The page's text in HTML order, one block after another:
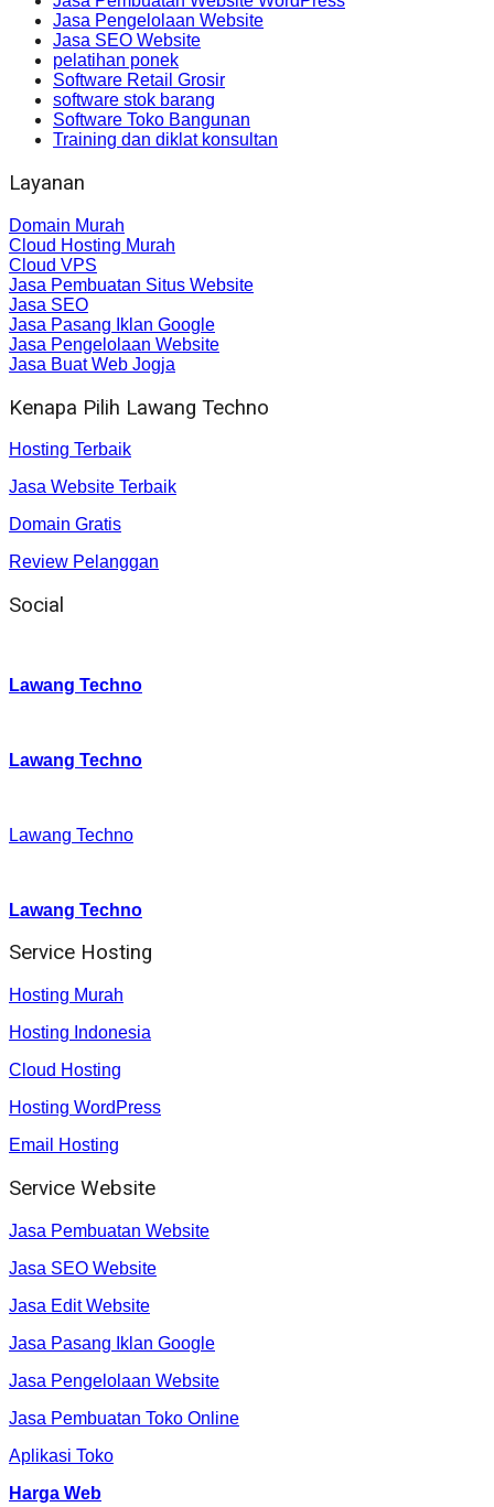
Jasa Pengelolaan Website
Jasa SEO Website
pelatihan ponek
Software Retail Grosir
software stok barang
Software Toko Bangunan
Training dan diklat konsultan
Layanan
Domain Murah
Cloud Hosting Murah
Cloud VPS
Jasa Pembuatan Situs Website
Jasa SEO
Jasa Pasang Iklan Google
Jasa Pengelolaan Website
Jasa Buat Web Jogja
Kenapa Pilih Lawang Techno
Hosting Terbaik
Jasa Website Terbaik
Domain Gratis
Review Pelanggan
Social
Lawang Techno
Lawang Techno
Lawang Techno
Lawang Techno
Service Hosting
Hosting Murah
Hosting Indonesia
Cloud Hosting
Hosting WordPress
Email Hosting
Service Website
Jasa Pembuatan Website
Jasa SEO Website
Jasa Edit Website
Jasa Pasang Iklan Google
Jasa Pengelolaan Website
Jasa Pembuatan Toko Online
Aplikasi Toko
Harga Web